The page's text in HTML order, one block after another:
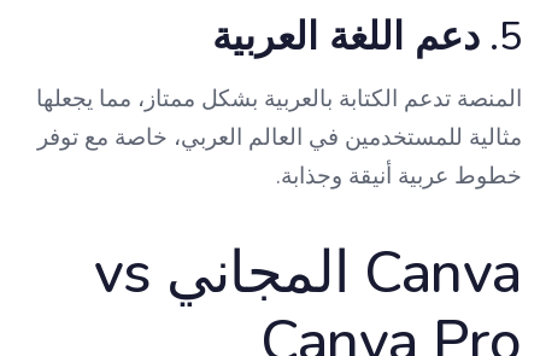
5. دعم اللغة العربية
المنصة تدعم الكتابة بالعربية بشكل ممتاز، مما يجعلها
مثالية للمستخدمين في العالم العربي، خاصة مع توفر
خطوط عربية أنيقة وجذابة.
Canva المجاني vs